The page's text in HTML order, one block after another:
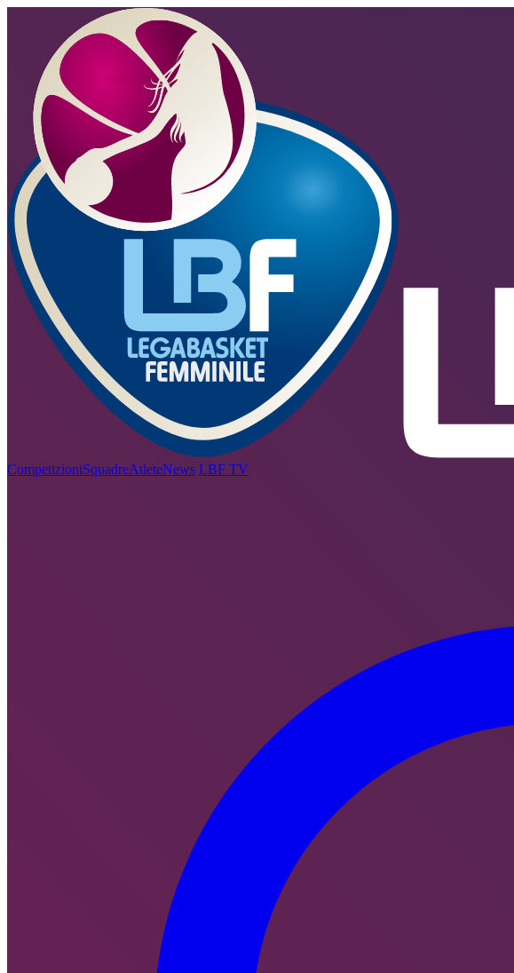
CompetizioniSquadreAtleteNews LBF TV